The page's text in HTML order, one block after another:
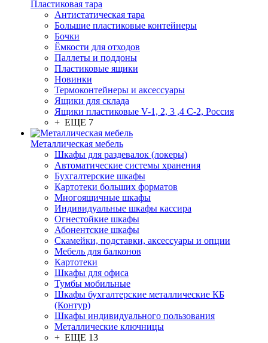
Пластиковая тара
Антистатическая тара
Большие пластиковые контейнеры
Бочки
Ёмкости для отходов
Паллеты и поддоны
Пластиковые ящики
Новинки
Термоконтейнеры и аксессуары
Ящики для склада
Ящики пластиковые V-1, 2, 3 ,4 С-2, Россия
+ ЕЩЕ 7
Металлическая мебель
Шкафы для раздевалок (локеры)
Автоматические системы хранения
Бухгалтерские шкафы
Картотеки больших форматов
Многоящичные шкафы
Индивидуальные шкафы кассира
Огнестойкие шкафы
Абонентские шкафы
Скамейки, подставки, аксессуары и опции
Мебель для балконов
Картотеки
Шкафы для офиса
Тумбы мобильные
Шкафы бухгалтерские металлические КБ
(Контур)
Шкафы индивидуального пользования
Металлические ключницы
+ ЕЩЕ 13